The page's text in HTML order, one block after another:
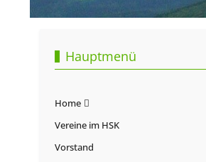
Hauptmenü
Home
Vereine im HSK
Vorstand